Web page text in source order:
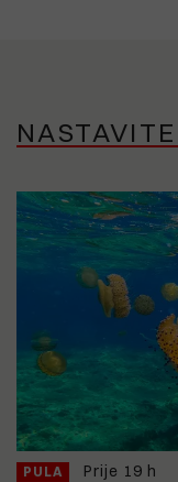
PULA Prije 19 h